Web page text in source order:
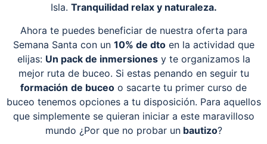
Isla. Tranquilidad relax y naturaleza.
Ahora te puedes beneficiar de nuestra oferta para
Semana Santa con un 10% de dtoen la actividad que
elijas: Un pack de inmersionesy te organizamos la
mejor ruta de buceo. Si estas penando en seguir tu
formación de buceo o sacarte tu primer curso de
buceo tenemos opciones a tu disposición. Para aquellos
que simplemente se quieran iniciar a este maravilloso
mundo ¿Por que no probar unbautizo?